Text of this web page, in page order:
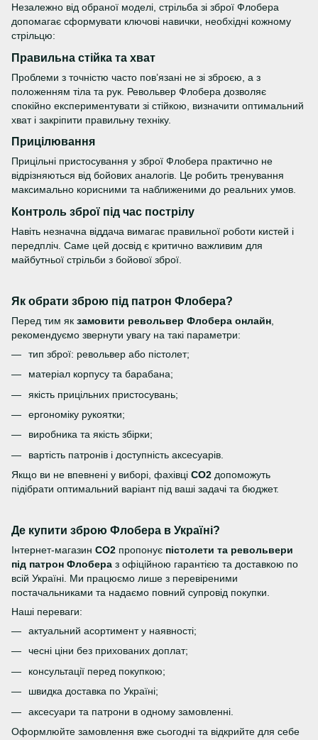
Незалежно від обраної моделі, стрільба зі зброї Флобера
допомагає сформувати ключові навички, необхідні кожному
стрільцю:
Правильна стійка та хват
Проблеми з точністю часто пов’язані не зі зброєю, а з
положенням тіла та рук. Револьвер Флобера дозволяє
спокійно експериментувати зі стійкою, визначити оптимальний
хват і закріпити правильну техніку.
Прицілювання
Прицільні пристосування у зброї Флобера практично не
відрізняються від бойових аналогів. Це робить тренування
максимально корисними та наближеними до реальних умов.
Контроль зброї під час пострілу
Навіть незначна віддача вимагає правильної роботи кистей і
передпліч. Саме цей досвід є критично важливим для
майбутньої стрільби з бойової зброї.
Як обрати зброю під патрон Флобера?
Перед тим як замовити револьвер Флобера онлайн
рекомендуємо звернути увагу на такі параметри:
тип зброї: револьвер або пістолет;
матеріал корпусу та барабана;
якість прицільних пристосувань;
ергономіку рукоятки;
виробника та якість збірки;
вартість патронів і доступність аксесуарів.
Якщо ви не впевнені у виборі, фахівці CO2 допоможуть
підібрати оптимальний варіант під ваші задачі та бюджет.
Де купити зброю Флобера в Україні?
Інтернет-магазин CO2 пропонує пістолети та револьвери
під патрон Флобера з офіційною гарантією та доставкою по
всій Україні. Ми працюємо лише з перевіреними
постачальниками та надаємо повний супровід покупки.
Наші переваги:
актуальний асортимент у наявності;
чесні ціни без прихованих доплат;
консультації перед покупкою;
швидка доставка по Україні;
аксесуари та патрони в одному замовленні.
Оформлюйте замовлення вже сьогодні та відкрийте для себе